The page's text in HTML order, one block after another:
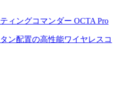
ィングコマンダー OCTA Pro
ン配置の高性能ワイヤレスコ